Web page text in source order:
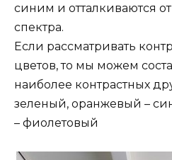
синим и отталкиваются
спектра.
Если рассматривать
цветов, то мы можем
наиболее контрастных
зеленый, оранжевый –
– фиолетовый